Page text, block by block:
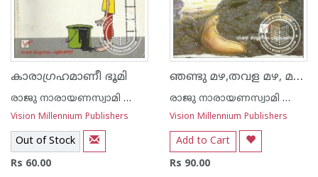
കാരാഗ്രഹമാണീ ഭൂമി
രാജു നാരായണസ്വാമി ഐ എ എസ്
Vision Millennium Publishers
Out of Stock
Rs 60.00
ഞണ്ടു മഴ,തവള മഴ, മത്സ്യമഴ
രാജു നാരായണസ്വാമി ഐ എ എസ്
Vision Millennium Publishers
Add to Cart
Rs 90.00